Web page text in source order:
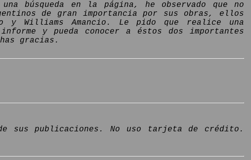
búsqueda en la página, he observado que no
de gran importancia por sus obras, ellos
y Williams Amancio. Le pido que realice una
y pueda conocer a éstos dos importantes
gracias.
sus publicaciones. No uso tarjeta de crédito.